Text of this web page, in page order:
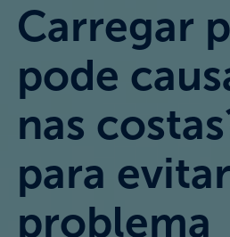
Nosso blog
Efeito SuperaDor
Campanhas
Carregar
pode
nas
para
problema